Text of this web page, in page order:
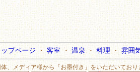
ップページ ・ 客室 ・ 温泉 ・ 料理 ・ 雰囲
、メディア様から「お墨付き」をいただいており